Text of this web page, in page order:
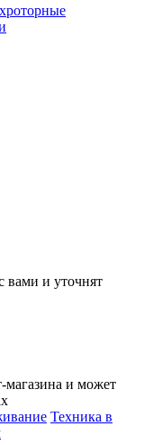
вами и уточнят
магазина и может
Техника в